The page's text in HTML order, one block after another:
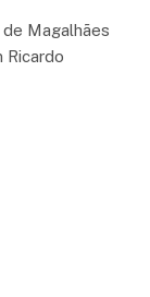
Magalhães
Ricardo